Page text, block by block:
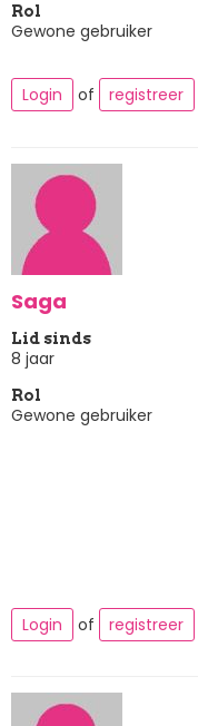
Rol
Gewone gebruiker
Login of registreer
Saga
Lid sinds
8 jaar
Rol
Gewone gebruiker
Login
of registreer